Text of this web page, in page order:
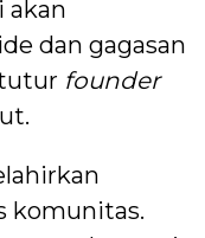
akan
dan gagasan
founder
komunitas.